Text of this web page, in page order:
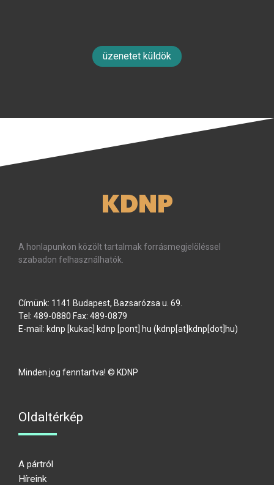
üzenetet küldök
KDNP
A honlapunkon közölt tartalmak forrásmegjelöléssel
szabadon felhasználhatók.
Címünk: 1141 Budapest, Bazsarózsa u. 69.
Tel: 489-0880 Fax: 489-0879
E-mail: kdnp [kukac] kdnp [pont] hu (kdnp[at]kdnp[dot]hu)
Minden jog fenntartva! © KDNP
Oldaltérkép
A pártról
Híreink